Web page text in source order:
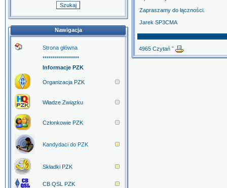
Nawigacja
Strona główna
******************
Informacje PZK
Organizacja PZK
Władze Związku
Członkowie PZK
Kandydaci do PZK
Składki PZK
CB QSL PZK
Zapraszamy do łączności.
Jarek SP3CMA
4965 Czytań ˇ